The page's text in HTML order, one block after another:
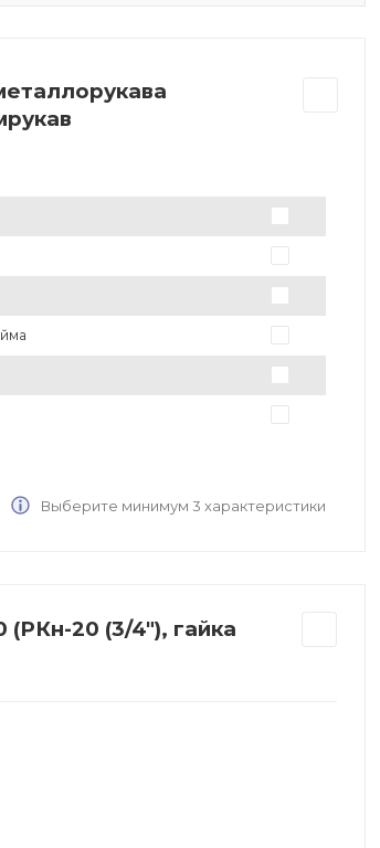
Выберите минимум 3 характеристики
20 (3/4"), гайка